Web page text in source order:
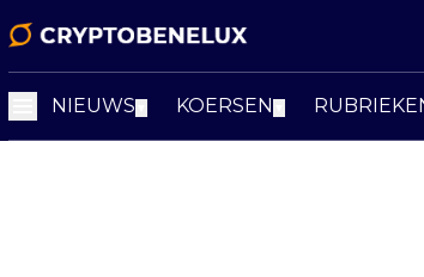
NIEUWS KOERSEN